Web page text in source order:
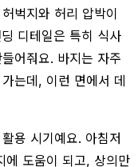
벅지와 허리 압박이
디테일은 특히 식사
어줘요. 바지는 자주
는데, 이런 면에서 데
용 시기예요. 아침저
에 도움이 되고, 상의만